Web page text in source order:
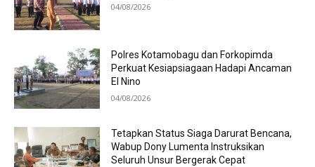
04/08/2026
Polres Kotamobagu dan Forkopimda
Perkuat Kesiapsiagaan Hadapi Ancaman
El Nino
04/08/2026
Tetapkan Status Siaga Darurat Bencana,
Wabup Dony Lumenta Instruksikan
Seluruh Unsur Bergerak Cepat